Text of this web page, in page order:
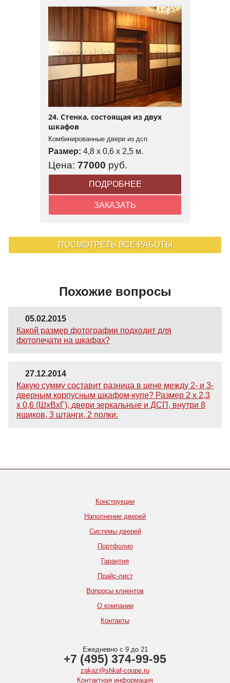
24. Стенка, состоящая из двух
шкафов
Комбинированные двери из дсп
Размер: 4,8 x 0,6 x 2,5 м.
Цена: 77000 руб.
ПОДРОБНЕЕ
ЗАКАЗАТЬ
ПОСМОТРЕТЬ ВСЕ РАБОТЫ
Похожие вопросы
05.02.2015
Какой размер фотографии подходит для
фотопечати на шкафах?
27.12.2014
Какую сумму составит разница в цене между 2- и 3-
дверным корпусным шкафом-купе? Размер 2 х 2,3
х 0,6 (ШхВхГ), двери зеркальные и ДСП, внутри 8
ящиков, 3 штанги, 2 полки.
Конструкции
Наполнение дверей
Системы дверей
Портфолио
Гарантия
Прайс-лист
Вопросы клиентов
О компании
Контакты
Ежедневно с 9 до 21
+7 (495) 374-99-95
zakaz@shkaf-coupe.ru
Контактная информация